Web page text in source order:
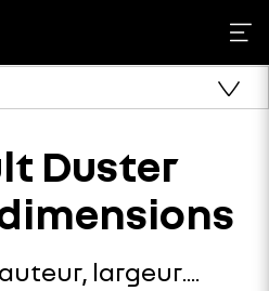
Duster
dimensions
largeur....